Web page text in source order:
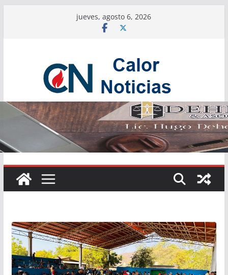
jueves, agosto 6, 2026